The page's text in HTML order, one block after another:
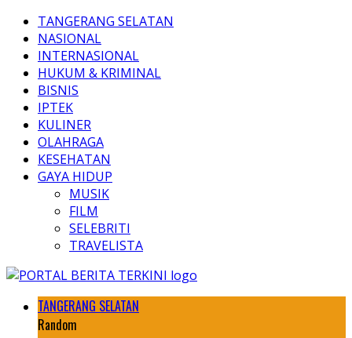
TANGERANG SELATAN
NASIONAL
INTERNASIONAL
HUKUM & KRIMINAL
BISNIS
IPTEK
KULINER
OLAHRAGA
KESEHATAN
GAYA HIDUP
MUSIK
FILM
SELEBRITI
TRAVELISTA
TANGERANG SELATAN
Random